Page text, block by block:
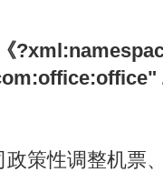
策性调整机票